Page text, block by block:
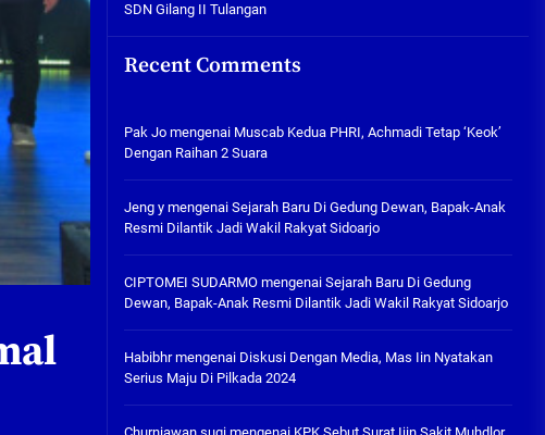
Plafon Ruang Kelas Ambruk,
Ketua Komisi D Langsung Sidak
05/08/2026
SDN Gilang II Tulangan
Recent Comments
Pak Jomengenai Muscab Kedua PHRI, Achmadi Tetap ‘Keok’
Dengan Raihan 2 Suara
Jeng ymengenai Sejarah Baru Di Gedung Dewan, Bapak-Anak
Resmi Dilantik Jadi Wakil Rakyat Sidoarjo
CIPTOMEI SUDARMOmengenai Sejarah Baru Di Gedung
Dewan, Bapak-Anak Resmi Dilantik Jadi Wakil Rakyat Sidoarjo
Habibhrmengenai Diskusi Dengan Media, Mas Iin Nyatakan
Serius Maju Di Pilkada 2024